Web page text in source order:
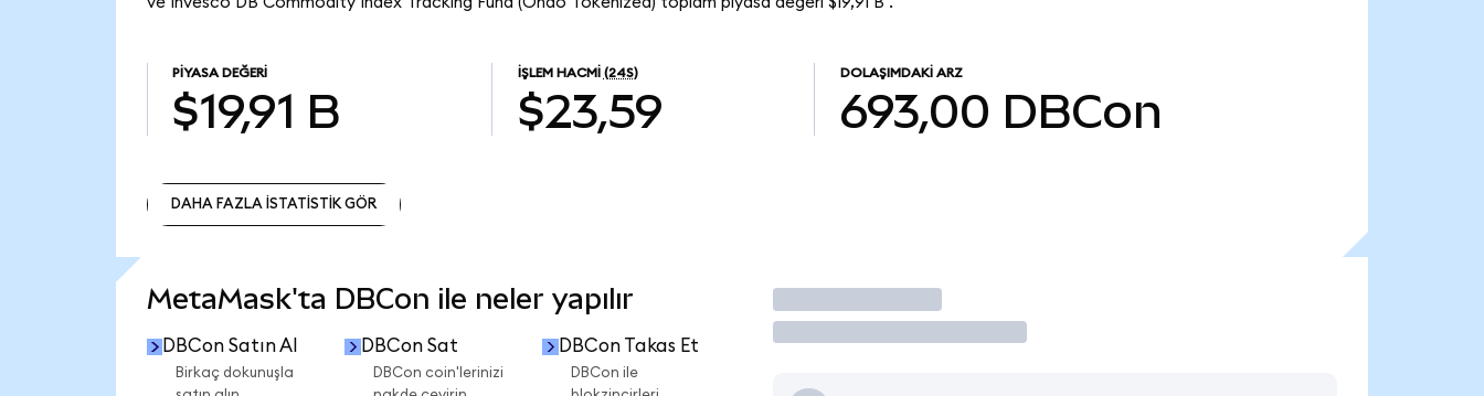
PIYASA DEĞERI
$19,91 B
İŞLEM HACMI (24S)
$23,59
DOLAŞIMDAKI ARZ
693,00 DBCon
DAHA FAZLA İSTATİSTİK GÖR
MetaMask'ta DBCon ile neler yapılır
DBCon Satın Al
Birkaç dokunuşla
DBCon Sat
DBCon coin'lerinizi
DBCon Takas Et
DBCon ile
İşlem Yap